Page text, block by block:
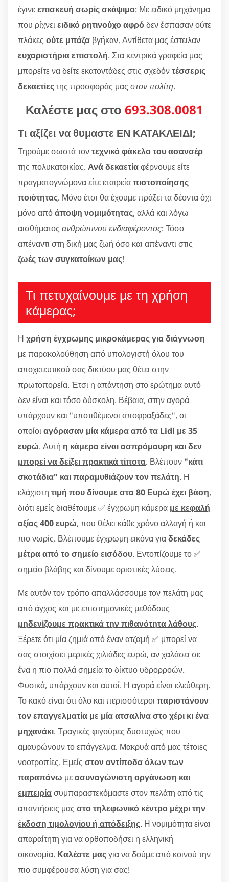
έγινεεπισκευή σωρίς σκάψιμο: Με ειδικό μηχάνημα
που ρίχνει ειδικό ρητινούχο αφρόδεν έσπασαν ούτε
πλάκες ούτε μπάζα βγήκαν. Αντίθετα μας έστειλαν
ευχαριστήρια επιστολή. Στα κεντρικά γραφεία μας
μπορείτε να δείτε εκατοντάδες στις σχεδόντέσσερις
δεκαετίεςτης προσφοράς μας στον πολίτη.
Καλέστε μας στο 693.308.0081
Τι αξίζει να θυμαστε ΕΝ ΚΑΤΑΚΛΕΙΔΙ;
Τηρούμε σωστά τοντεχνικό φάκελο του ασανσέρ
της πολυκατοικίας. Ανά δεκαετίαφέρνουμε είτε
πραγματογνώμονα είτε εταιρείαπιστοποίησης
ποιότητας. Μόνο έτσι θα έχουμε πράξει τα δέοντα όχι
μόνο απόάποψη νομιμότητας, αλλά και λόγω
αισθήματος ανθρώπινου ενδιαφέροντος: Τόσο
απέναντι στη δική μας ζωή όσο και απέναντι στις
ζωές των συγκατοίκων μας!
Τι πετυχαίνουμε με τη χρήση
κάμερας;
Η χρήση έγχρωμης μικροκάμερας για διάγνωση
με παρακολούθηση από υπολογιστή όλου του
αποχετευτικού σας δικτύου μας θέτει στην
πρωτοπορεία. Έτσι η απάντηση στο ερώτημα αυτό
δεν είναι και τόσο δύσκολη. Βέβαια, στην αγορά
υπάρχουν και "υποτιθέμενοι αποφραξάδες", οι
οποίοι αγόρασαν μία κάμερα από τα Lidl με 35
ευρώ. Αυτή η κάμερα είναι ασπρόμαυρη και δεν
μπορεί να δείξει πρακτικά τίποτα. Βλέπουν"κάτι
σκοτάδια" και παραμυθιάζουν τον πελάτη. Η
ελάχιστη τιμή που δίνουμε στα 80 Ευρώ έχει βάση,
διότι εμείς διαθέτουμε ✅ έγχρωμη κάμερα με κεφαλή
αξίας 400 ευρώ, που θέλει κάθε χρόνο αλλαγή ή και
πιο νωρίς. Βλέπουμε έγχρωμη εικόνα γιαδεκάδες
μέτρα από το σημείο εισόδου. Εντοπίζουμε το ✅
σημείο βλάβης και δίνουμε οριστικές λύσεις.
Με αυτόν τον τρόπο απαλλάσσουμε τον πελάτη μας
από άγχος και με επιστημονικές μεθόδους
μηδενίζουμε πρακτικά την πιθανότητα λάθους.
Ξέρετε ότι μία ζημιά από έναν ατζαμή ✅ μπορεί να
σας στοιχίσει μερικές χιλιάδες ευρώ, αν χαλάσει σε
ένα η πιο πολλά σημεία το δίκτυο υδρορροών.
Φυσικά, υπάρχουν και αυτοί. Η αγορά είναι ελεύθερη.
Το κακό είναι ότι όλο και περισσότεροι παριστάνουν
τον επαγγελματία με μία ατσαλίνα στο χέρι κι ένα
μηχανάκι. Τραγικές φιγούρες δυστυχώς που
αμαυρώνουν το επάγγελμα. Μακρυά από μας τέτοιες
νοοτροπίες. Εμείς στον αντίποδα όλων των
παραπάνω μεασυναγώνιστη οργάνωση και
εμπειρίασυμπαραστεκόμαστε στον πελάτη από τις
απαντήσεις μας στο τηλεφωνικό κέντρο μέχρι την
έκδοση τιμολογίου ή απόδειξης. Η νομιμότητα είναι
απαραίτητη για να ορθοποδήσει η ελληνική
οικονομία. Καλέστε μαςγια να δούμε από κοινού την
πιο συμφέρουσα λύση για σας!